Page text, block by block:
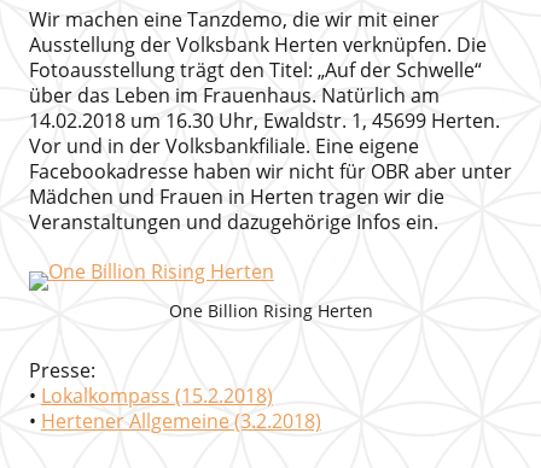
Wir machen eine Tanzdemo, die wir mit einer
Ausstellung der Volksbank Herten verknüpfen. Die
Fotoausstellung trägt den Titel: „Auf der Schwelle“
über das Leben im Frauenhaus. Natürlich am
14.02.2018 um 16.30 Uhr, Ewaldstr. 1, 45699 Herten.
Vor und in der Volksbankfiliale. Eine eigene
Facebookadresse haben wir nicht für OBR aber unter
Mädchen und Frauen in Herten tragen wir die
Veranstaltungen und dazugehörige Infos ein.
One Billion Rising Herten
Presse:
• Lokalkompass (15.2.2018)
• Hertener Allgemeine (3.2.2018)